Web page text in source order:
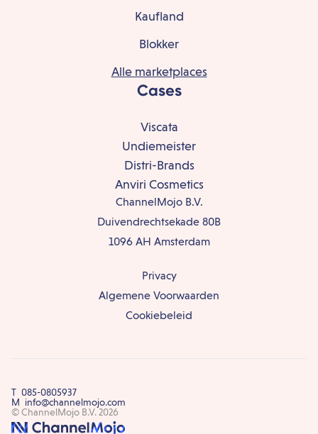
Kaufland
Blokker
Alle marketplaces
Cases
Viscata
Undiemeister
Distri-Brands
Anviri Cosmetics
ChannelMojo B.V.
Duivendrechtsekade 80B
1096 AH Amsterdam
Privacy
Algemene Voorwaarden
Cookiebeleid
T 085-0805937
M info@channelmojo.com
© ChannelMojo B.V. 2026